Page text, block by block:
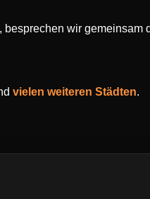
wir gemeinsam
vielen weiteren Städten.